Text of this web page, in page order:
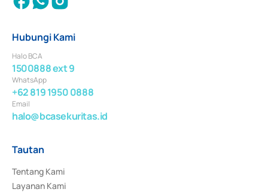
Hubungi Kami
Halo BCA
1500888 ext 9
WhatsApp
+62 819 1950 0888
Email
halo@bcasekuritas.id
Tautan
Tentang Kami
Layanan Kami